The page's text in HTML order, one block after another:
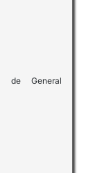
de General